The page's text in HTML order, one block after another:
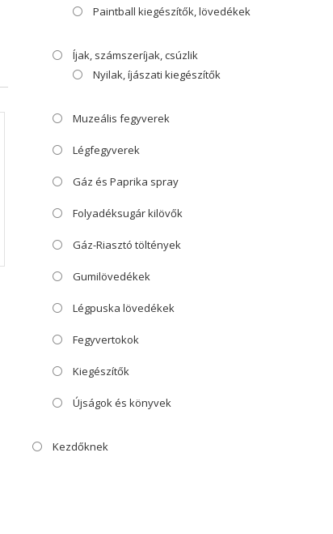
Paintball kiegészítők, lövedékek
Íjak, számszeríjak, csúzlik
Nyilak, íjászati kiegészítők
Muzeális fegyverek
Légfegyverek
Gáz és Paprika spray
Folyadéksugár kilövők
Gáz-Riasztó töltények
Gumilövedékek
Légpuska lövedékek
Fegyvertokok
Kiegészítők
Újságok és könyvek
Kezdőknek